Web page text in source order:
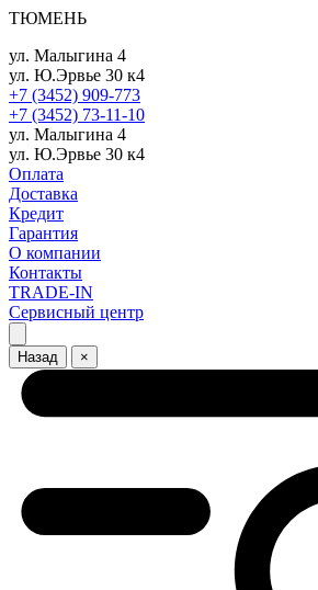
ТЮМЕНЬ
ул. Малыгина 4
ул. Ю.Эрвье 30 к4
+7 (3452) 909-773
+7 (3452) 73-11-10
ул. Малыгина 4
ул. Ю.Эрвье 30 к4
Оплата
Доставка
Кредит
Гарантия
О компании
Контакты
TRADE-IN
Сервисный центр
Назад ×